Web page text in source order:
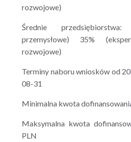
rozwojowe)
Średnie
przemysłowe) 35%
rozwojowe)
Terminy naboru wniosków od
08-31
Minimalna kwota
Maksymalna kwota
PLN